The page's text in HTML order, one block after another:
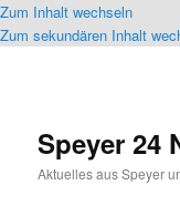
Zum Inhalt wechseln
Zum sekundären Inhalt
Speyer 24
Aktuelles aus Speyer